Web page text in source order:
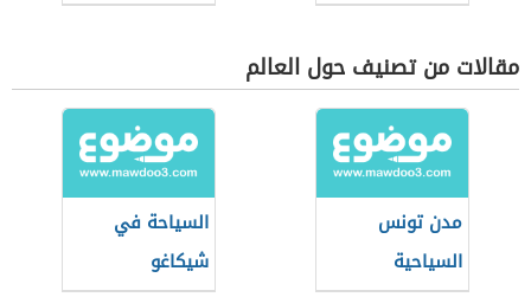
مقالات من تصنيف حول العالم
مدن تونس
السياحية
السياحة في
شيكاغو